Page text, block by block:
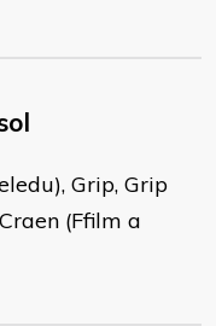
Grip, Grip
(Ffilm a